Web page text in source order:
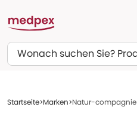
Suchen
Startseite Marken Natur-compagnie